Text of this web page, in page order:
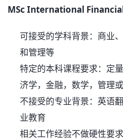
MSc International
可接受的学科背景：商业
和管理等
特定的本科课程要求：定
济学，金融，数学，管理
不接受的专业背景：英语
业教育
相关工作经验不做硬性要